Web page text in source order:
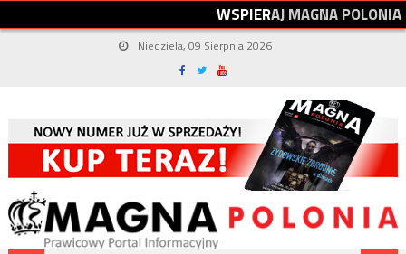
WSPIERAJMAGNAPOLONIA
Niedziela, 09 Sierpnia 2026